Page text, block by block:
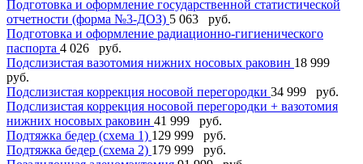
Подготовка и оформление государственной статистической
отчетности (форма №3-ДОЗ) 5 063 руб.
Подготовка и оформление радиационно-гигиенического
паспорта 4 026 руб.
Подслизистая вазотомия нижних носовых раковин 18 999
руб.
Подслизистая коррекция носовой перегородки 34 999 руб.
Подслизистая коррекция носовой перегородки + вазотомия
нижних носовых раковин 41 999 руб.
Подтяжка бедер (схема 1) 129 999 руб.
Подтяжка бедер (схема 2) 179 999 руб.